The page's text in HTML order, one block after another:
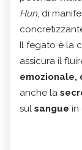
Hun, di
Il fegato è la
assicura il
emozionale,
anche la
sul sangue in